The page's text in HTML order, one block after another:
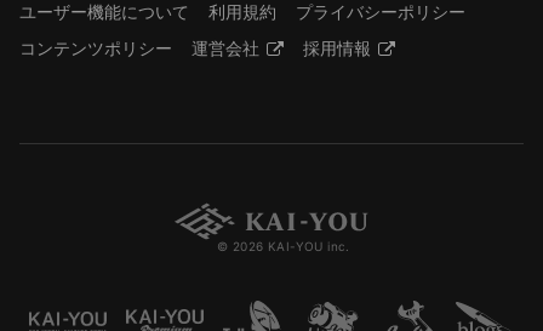
ユーザー機能について
利用規約
プライバシーポリシー
コンテンツポリシー
運営会社 採用情報
© 2026 KAI-YOU inc.